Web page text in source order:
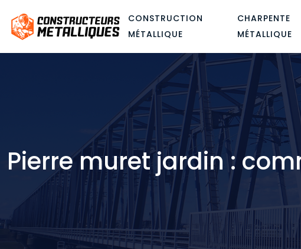
CONSTRUCTION
MÉTALLIQUE
CHARPENTE
MÉTALLIQUE
Pierre muret jardin :